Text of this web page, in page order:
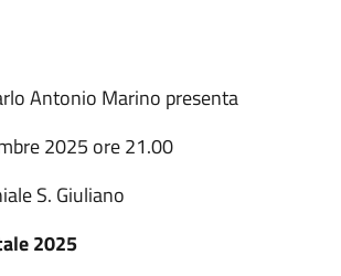
Antonio Marino presenta
2025 ore 21.00
S. Giuliano
2025